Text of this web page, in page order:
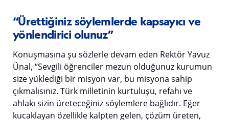
“Ürettiğiniz söylemlerde kapsayıcı ve
yönlendirici olunuz”
Konuşmasına şu sözlerle devam eden Rektör Yavuz
Ünal, “Sevgili öğrenciler mezun olduğunuz kurumun
size yüklediği bir misyon var, bu misyona sahip
çıkmalısınız. Türk milletinin kurtuluşu, refahı ve
ahlakı sizin üreteceğiniz söylemlere bağlıdır. Eğer
kucaklayan özellikle kalpten gelen, çözüm üreten,